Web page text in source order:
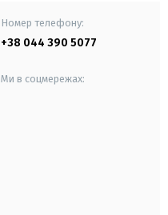
Номер телефону:
+38 044 390 5077
Ми в соцмережах: